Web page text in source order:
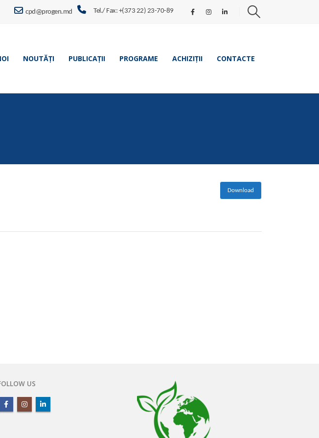
cpd@progen.md Tel./ Fax: +(373 22) 23-70-89
NOUTĂȚI PUBLICAȚII PROGRAME ACHIZIȚII CONTACTE
Download
US